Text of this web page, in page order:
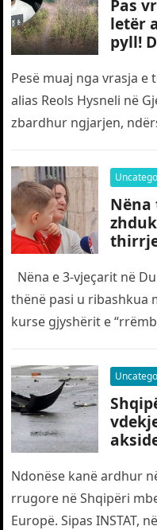
Pas
letër
pyll!
Pesë muaj nga vrasja e
alias Reols Hysneli në
zbardhur ngjarjen,
Nëna e 3-vjeçarit në
thënë pasi u ribashkua
kurse gjyshërit e
Ndonëse kanë ardhur
rrugore në Shqipëri
Europë. Sipas INSTAT,